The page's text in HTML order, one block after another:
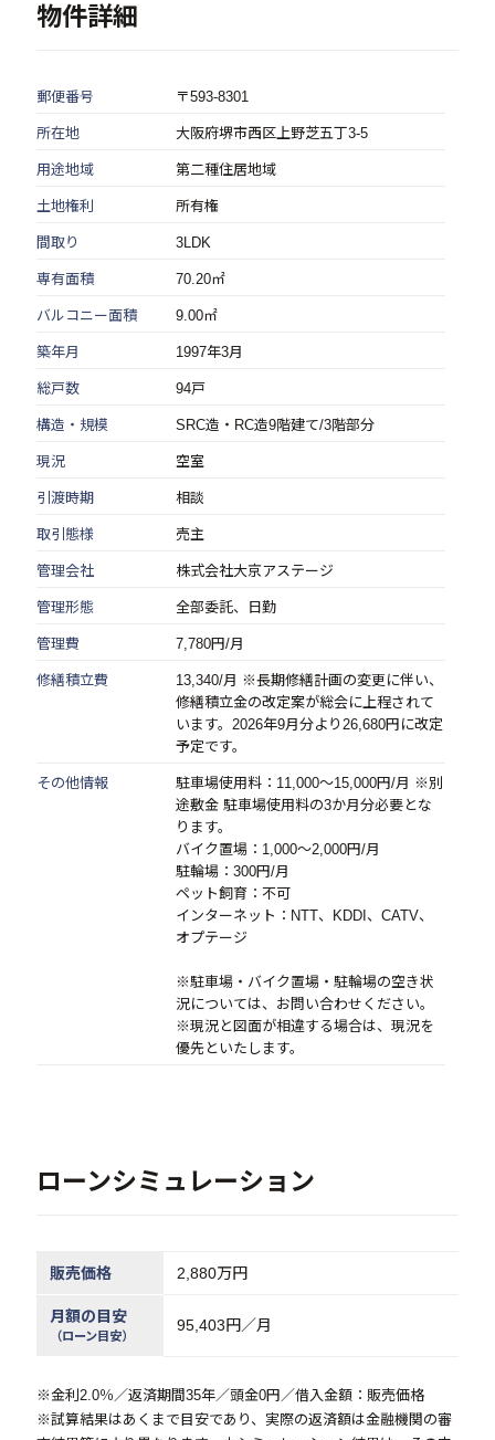
物件詳細
郵便番号 〒593-8301
所在地 大阪府堺市西区上野芝五丁3-5
用途地域 第二種住居地域
土地権利 所有権
間取り 3LDK
専有面積 70.20㎡
バルコニー面積 9.00㎡
築年月 1997年3月
総戸数 94戸
構造・規模 SRC造・RC造9階建て/3階部分
現況 空室
引渡時期 相談
取引態様 売主
管理会社 株式会社大京アステージ
管理形態 全部委託、日勤
管理費 7,780円/月
修繕積立費
13,340/月 ※長期修繕計画の変更に伴い、
修繕積立金の改定案が総会に上程されて
います。2026年9月分より26,680円に改定
予定です。
その他情報
駐車場使用料：11,000～15,000円/月 ※別
途敷金 駐車場使用料の3か月分必要とな
ります。
バイク置場：1,000～2,000円/月
駐輪場：300円/月
ペット飼育：不可
インターネット：NTT、KDDI、CATV、
オプテージ
※駐車場・バイク置場・駐輪場の空き状
況については、お問い合わせください。
※現況と図面が相違する場合は、現況を
優先といたします。
ローンシミュレーション
販売価格 2,880万円
月額の目安
（ローン目安）
95,403円／月
※金利2.0％／返済期間35年／頭金0円／借入金額：販売価格
※試算結果はあくまで目安であり、実際の返済額は金融機関の審